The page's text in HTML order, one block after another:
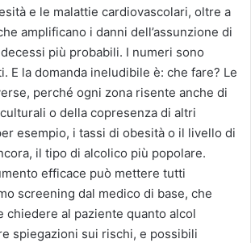
e le malattie cardiovascolari, oltre a
amplificano i danni dell’assunzione di
più probabili. I numeri sono
E la domanda ineludibile è: che fare? Le
perché ogni zona risente anche di
o della copresenza di altri
esempio, i tassi di obesità o il livello di
il tipo di alcolico più popolare.
efficace può mettere tutti
screening dal medico di base, che
chiedere al paziente quanto alcol
spiegazioni sui rischi, e possibili